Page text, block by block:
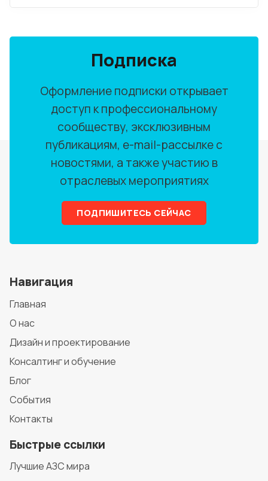
Подписка
Оформление подписки открывает
доступ к профессиональному
сообществу, эксклюзивным
публикациям, e-mail-рассылке с
новостями, а также участию в
отраслевых мероприятиях
ПОДПИШИТЕСЬ СЕЙЧАС
Навигация
Главная
О нас
Дизайн и проектирование
Консалтинг и обучение
Блог
События
Контакты
Быстрые ссылки
Лучшие АЗС мира